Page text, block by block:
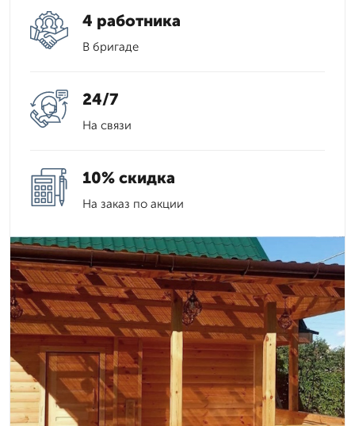
4 работника
В бригаде
24/7
На связи
10% скидка
На заказ по акции